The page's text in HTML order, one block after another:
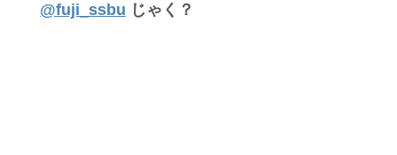
@fuji_ssbu じゃく？